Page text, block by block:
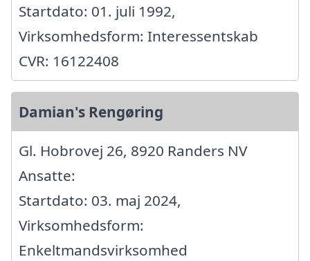
Startdato: 01. juli 1992,
Virksomhedsform: Interessentskab
CVR: 16122408
Damian's Rengøring
Gl. Hobrovej 26, 8920 Randers NV
Ansatte:
Startdato: 03. maj 2024,
Virksomhedsform:
Enkeltmandsvirksomhed